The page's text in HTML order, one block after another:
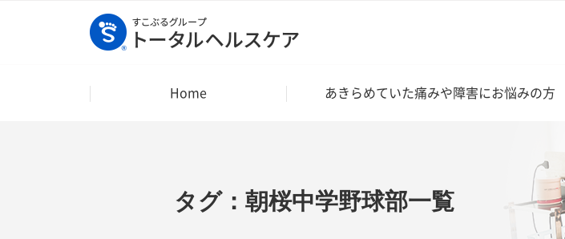
Home あきらめていた痛みや障害にお悩みの方
タグ：朝桜中学野球部一覧